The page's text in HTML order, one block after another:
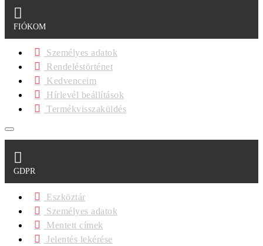
FIÓKOM
Személyes adatok
Rendeléstörténet
Kedvenceim
Hírlevél beállítások
Termékvisszaküldés
GDPR
Eszköztár
Személyes adatok
Mentett címek
Jelentés lekérése